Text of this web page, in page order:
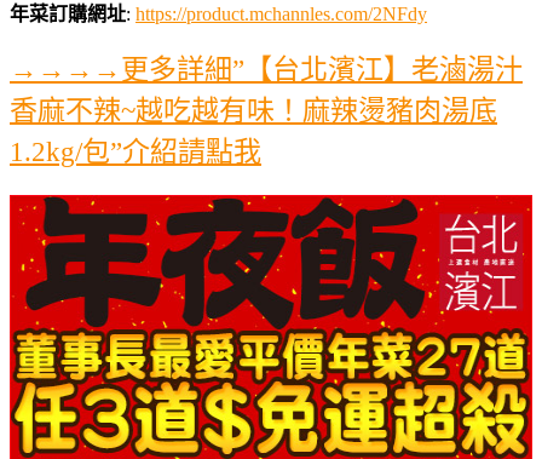
年菜訂購網址: https://product.mchannles.com/2NFdy
→→→→更多詳細”【台北濱江】老滷湯汁
香麻不辣~越吃越有味！麻辣燙豬肉湯底
1.2kg/包”介紹請點我